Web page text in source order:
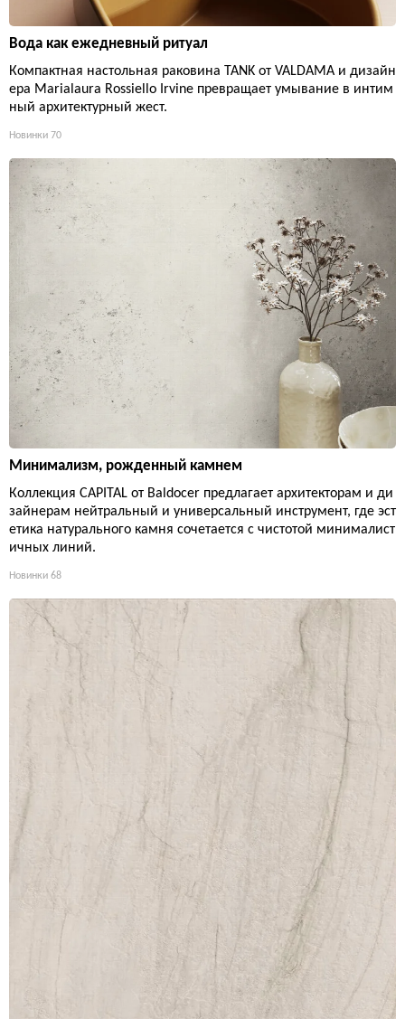
Вода как ежедневный ритуал
Компактная настольная раковина TANK от VALDAMA и дизайн
ера Marialaura Rossiello Irvine превращает умывание в интим
ный архитектурный жест.
Новинки 70
Минимализм, рожденный камнем
Коллекция CAPITAL от Baldocer предлагает архитекторам и ди
зайнерам нейтральный и универсальный инструмент, где эст
етика натурального камня сочетается с чистотой минималист
ичных линий.
Новинки 68